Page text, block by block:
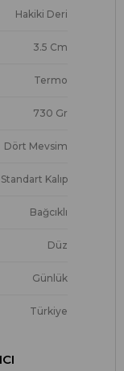
Hakiki Deri
3.5 Cm
Termo
730 Gr
Dört Mevsim
Standart Kalıp
Bağcıklı
Düz
Günlük
Türkiye